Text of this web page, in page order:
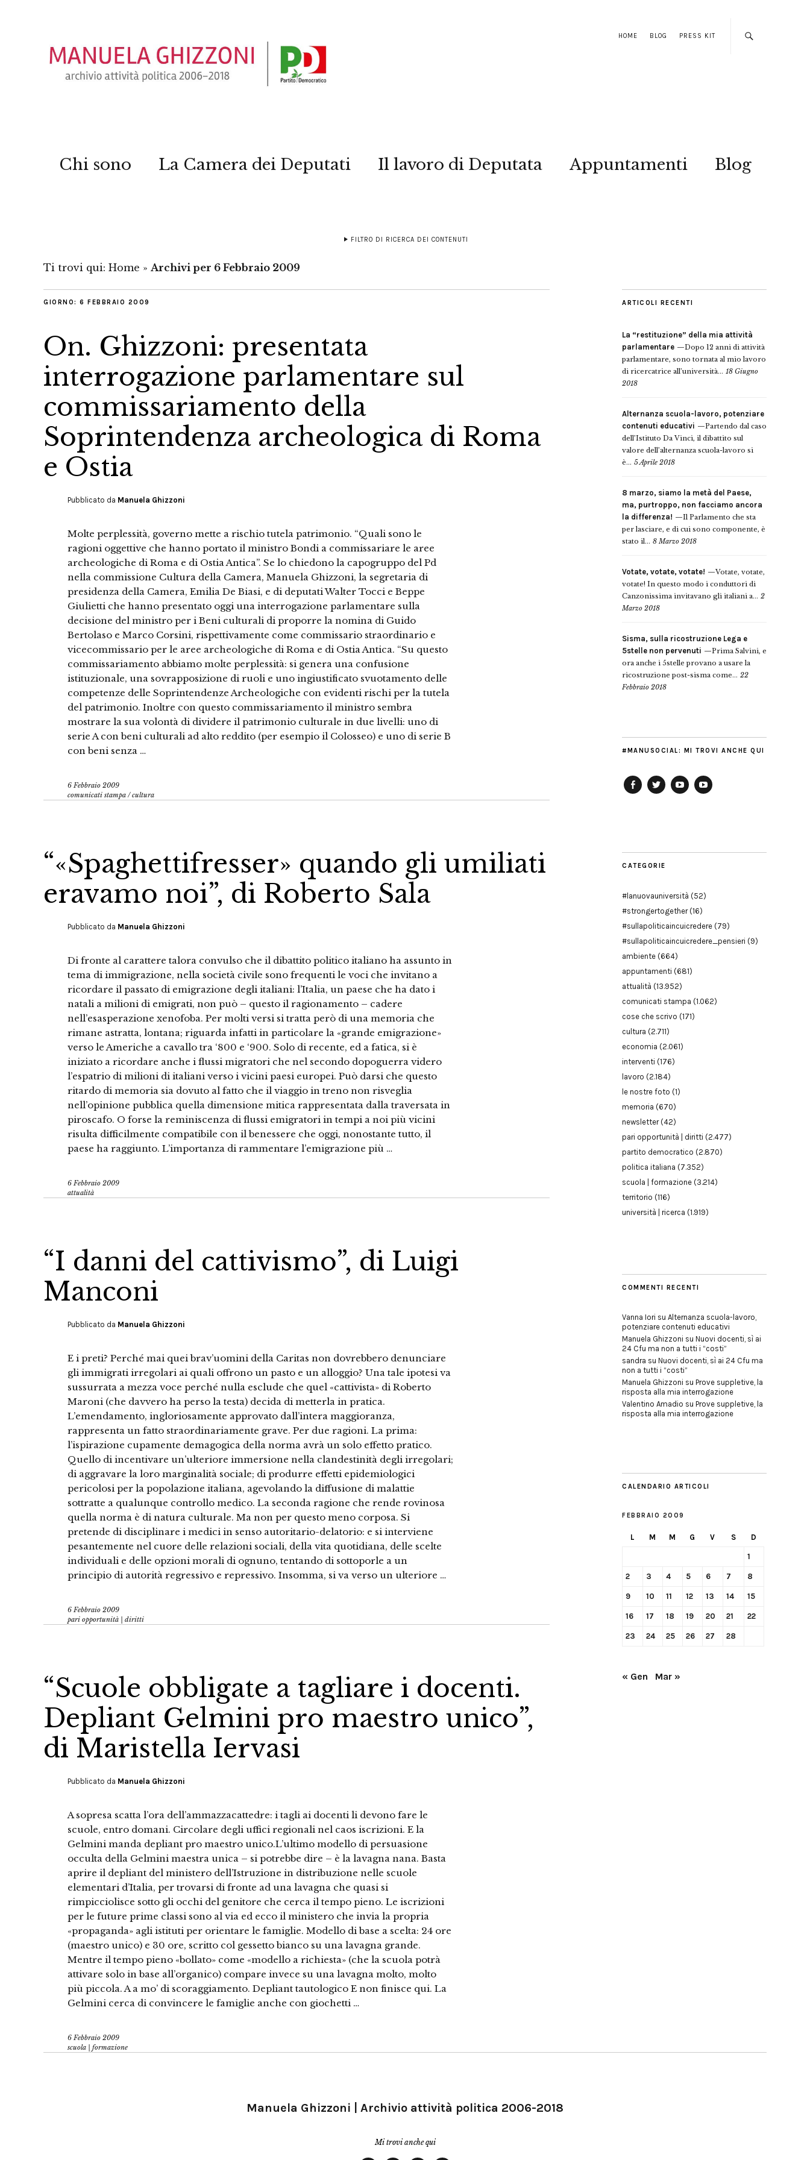
HOME BLOG PRESS KIT
Chi sono La Camera dei Deputati Il lavoro di Deputata Appuntamenti Blog
FILTRO DI RICERCA DEI CONTENUTI
Ti trovi qui: Home » Archivi per 6 Febbraio 2009
GIORNO: 6 FEBBRAIO 2009
On. Ghizzoni: presentata
interrogazione parlamentare sul
commissariamento della
Soprintendenza archeologica di Roma
e Ostia
Pubblicato da Manuela Ghizzoni
Molte perplessità, governo mette a rischio tutela patrimonio. “Quali sono le
ragioni oggettive che hanno portato il ministro Bondi a commissariare le aree
archeologiche di Roma e di Ostia Antica”. Se lo chiedono la capogruppo del Pd
nella commissione Cultura della Camera, Manuela Ghizzoni, la segretaria di
presidenza della Camera, Emilia De Biasi, e di deputati Walter Tocci e Beppe
Giulietti che hanno presentato oggi una interrogazione parlamentare sulla
decisione del ministro per i Beni culturali di proporre la nomina di Guido
Bertolaso e Marco Corsini, rispettivamente come commissario straordinario e
vicecommissario per le aree archeologiche di Roma e di Ostia Antica. “Su questo
commissariamento abbiamo molte perplessità: si genera una confusione
istituzionale, una sovrapposizione di ruoli e uno ingiustificato svuotamento delle
competenze delle Soprintendenze Archeologiche con evidenti rischi per la tutela
del patrimonio. Inoltre con questo commissariamento il ministro sembra
mostrare la sua volontà di dividere il patrimonio culturale in due livelli: uno di
serie A con beni culturali ad alto reddito (per esempio il Colosseo) e uno di serie B
con beni senza …
6 Febbraio 2009
comunicati stampa /cultura
“«Spaghettifresser» quando gli umiliati
eravamo noi”, di Roberto Sala
Pubblicato da Manuela Ghizzoni
Di fronte al carattere talora convulso che il dibattito politico italiano ha assunto in
tema di immigrazione, nella società civile sono frequenti le voci che invitano a
ricordare il passato di emigrazione degli italiani: l’Italia, un paese che ha dato i
natali a milioni di emigrati, non può – questo il ragionamento – cadere
nell’esasperazione xenofoba. Per molti versi si tratta però di una memoria che
rimane astratta, lontana; riguarda infatti in particolare la «grande emigrazione»
verso le Americhe a cavallo tra ‘800 e ‘900. Solo di recente, ed a fatica, si è
iniziato a ricordare anche i flussi migratori che nel secondo dopoguerra videro
l’espatrio di milioni di italiani verso i vicini paesi europei. Può darsi che questo
ritardo di memoria sia dovuto al fatto che il viaggio in treno non risveglia
nell’opinione pubblica quella dimensione mitica rappresentata dalla traversata in
piroscafo. O forse la reminiscenza di flussi emigratori in tempi a noi più vicini
risulta difficilmente compatibile con il benessere che oggi, nonostante tutto, il
paese ha raggiunto. L’importanza di rammentare l’emigrazione più …
6 Febbraio 2009
attualità
“I danni del cattivismo”, di Luigi
Manconi
Pubblicato da Manuela Ghizzoni
E i preti? Perché mai quei brav’uomini della Caritas non dovrebbero denunciare
gli immigrati irregolari ai quali offrono un pasto e un alloggio? Una tale ipotesi va
sussurrata a mezza voce perché nulla esclude che quel «cattivista» di Roberto
Maroni (che davvero ha perso la testa) decida di metterla in pratica.
L’emendamento, ingloriosamente approvato dall’intera maggioranza,
rappresenta un fatto straordinariamente grave. Per due ragioni. La prima:
l’ispirazione cupamente demagogica della norma avrà un solo effetto pratico.
Quello di incentivare un’ulteriore immersione nella clandestinità degli irregolari;
di aggravare la loro marginalità sociale; di produrre effetti epidemiologici
pericolosi per la popolazione italiana, agevolando la diffusione di malattie
sottratte a qualunque controllo medico. La seconda ragione che rende rovinosa
quella norma è di natura culturale. Ma non per questo meno corposa. Si
pretende di disciplinare i medici in senso autoritario-delatorio: e si interviene
pesantemente nel cuore delle relazioni sociali, della vita quotidiana, delle scelte
individuali e delle opzioni morali di ognuno, tentando di sottoporle a un
principio di autorità regressivo e repressivo. Insomma, si va verso un ulteriore …
6 Febbraio 2009
pari opportunità | diritti
“Scuole obbligate a tagliare i docenti.
Depliant Gelmini pro maestro unico”,
di Maristella Iervasi
Pubblicato da Manuela Ghizzoni
A sopresa scatta l’ora dell’ammazzacattedre: i tagli ai docenti li devono fare le
scuole, entro domani. Circolare degli uffici regionali nel caos iscrizioni. E la
Gelmini manda depliant pro maestro unico.L’ultimo modello di persuasione
occulta della Gelmini maestra unica – si potrebbe dire – è la lavagna nana. Basta
aprire il depliant del ministero dell’Istruzione in distribuzione nelle scuole
elementari d’Italia, per trovarsi di fronte ad una lavagna che quasi si
rimpicciolisce sotto gli occhi del genitore che cerca il tempo pieno. Le iscrizioni
per le future prime classi sono al via ed ecco il ministero che invia la propria
«propaganda» agli istituti per orientare le famiglie. Modello di base a scelta: 24 ore
(maestro unico) e 30 ore, scritto col gessetto bianco su una lavagna grande.
Mentre il tempo pieno «bollato» come «modello a richiesta» (che la scuola potrà
attivare solo in base all’organico) compare invece su una lavagna molto, molto
più piccola. A a mo’ di scoraggiamento. Depliant tautologico E non finisce qui. La
Gelmini cerca di convincere le famiglie anche con giochetti …
6 Febbraio 2009
scuola | formazione
ARTICOLI RECENTI
La “restituzione” della mia attività
parlamentare
Dopo 12 anni di attività
parlamentare, sono tornata al mio lavoro
di ricercatrice all’università... 18 Giugno
2018
Alternanza scuola-lavoro, potenziare
contenuti educativi
Partendo dal caso
dell’Istituto Da Vinci, il dibattito sul
valore dell’alternanza scuola-lavoro si
è... 5 Aprile 2018
8 marzo, siamo la metà del Paese,
ma, purtroppo, non facciamo ancora
la differenza!
Il Parlamento che sta
per lasciare, e di cui sono componente, è
stato il... 8 Marzo 2018
Votate, votate, votate!
Votate, votate,
votate! In questo modo i conduttori di
Canzonissima invitavano gli italiani a... 2
Marzo 2018
Sisma, sulla ricostruzione Lega e
5stelle non pervenuti
Prima Salvini, e
ora anche i 5stelle provano a usare la
ricostruzione post-sisma come... 22
Febbraio 2018
#MANUSOCIAL: MI TROVI ANCHE QUI
CATEGORIE
#lanuovauniversità (52)
#strongertogether(16)
#sullapoliticaincuicredere (79)
#sullapoliticaincuicredere_pensieri (9)
ambiente (664)
appuntamenti (681)
attualità (13.952)
comunicati stampa (1.062)
cose che scrivo (171)
cultura (2.711)
economia (2.061)
interventi (176)
lavoro (2.184)
le nostre foto (1)
memoria (670)
newsletter(42)
pari opportunità | diritti (2.477)
partito democratico (2.870)
politica italiana (7.352)
scuola | formazione (3.214)
territorio (116)
università | ricerca (1.919)
COMMENTI RECENTI
Vanna Iori su Alternanza scuola-lavoro,
potenziare contenuti educativi
Manuela Ghizzoni su Nuovi docenti, sì ai
24 Cfu ma non a tutti i “costi”
sandra su Nuovi docenti, sì ai 24 Cfu ma
non a tutti i “costi”
Manuela Ghizzoni su Prove suppletive, la
risposta alla mia interrogazione
Valentino Amadio su Prove suppletive, la
risposta alla mia interrogazione
CALENDARIO ARTICOLI
FEBBRAIO 2009
L M M G V S D
1
2 3 4 5 6 7 8
9 10 11 12 13 14 15
16 17 18 19 20 21 22
23 24 25 26 27 28
« Gen Mar »
Manuela Ghizzoni | Archivio attività politica 2006-2018
Mi trovi anche qui